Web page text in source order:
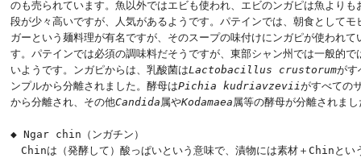
のも売られています。魚以外ではエビも使われ、エビのンガピは魚よりも
段が少々高いですが、人気があるようです。パテインでは、朝食としてモ
ガーという麺料理が有名ですが、そのスープの味付けにンガピが使われて
す。パテインでは必須の調味料だそうですが、東部シャン州では一般的で
いようです。ンガピからは、乳酸菌はLactobacillus crustorumがす
ンプルから分離されました。酵母はPichia kudriavzeviiがすべての
から分離され、その他Candida属やKodamaea属等の酵母が分離されま
◆ Ngar chin（ンガチン）
Chinは（発酵して）酸っぱいという意味で、漬物には素材＋Chinとい